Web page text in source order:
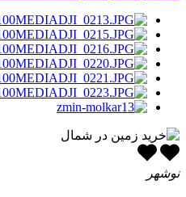
نوشهر